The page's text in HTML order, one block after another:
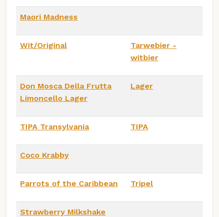
Maori Madness
Wit/Original
Tarwebier -
witbier
Don Mosca Della Frutta
Limoncello Lager
Lager
TIPA Transylvania TIPA
Coco Krabby
Parrots of the Caribbean Tripel
Strawberry Milkshake